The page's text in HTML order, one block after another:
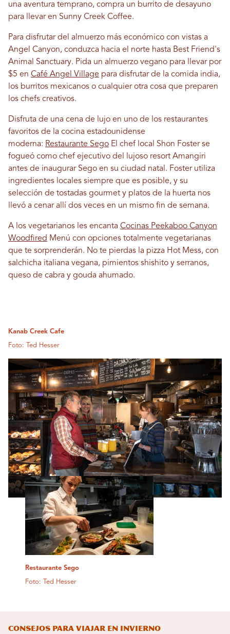
una aventura temprano, compra un burrito de desayuno
para llevar en Sunny Creek Coffee.
Para disfrutar del almuerzo más económico con vistas a
Angel Canyon, conduzca hacia el norte hasta Best Friend's
Animal Sanctuary. Pida un almuerzo vegano para llevar por
$5 en Café Angel Village para disfrutar de la comida india,
los burritos mexicanos o cualquier otra cosa que preparen
los chefs creativos.
Disfruta de una cena de lujo en uno de los restaurantes
favoritos de la cocina estadounidense
moderna: Restaurante Sego El chef local Shon Foster se
fogueó como chef ejecutivo del lujoso resort Amangiri
antes de inaugurar Sego en su ciudad natal. Foster utiliza
ingredientes locales siempre que es posible, y su
selección de tostadas gourmet y platos de la huerta nos
llevó a cenar allí dos veces en un mismo fin de semana.
A los vegetarianos les encanta Cocinas Peekaboo Canyon
Woodfired Menú con opciones totalmente vegetarianas
que te sorprenderán. No te pierdas la pizza Hot Mess, con
salchicha italiana vegana, pimientos shishito y serranos,
queso de cabra y gouda ahumado.
Restaurante Sego
Foto: Ted Hesser
Kanab Creek Cafe
Foto: Ted Hesser
Consejos para viajar en invierno